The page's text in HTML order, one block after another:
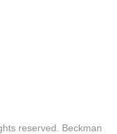
reserved. Beckman